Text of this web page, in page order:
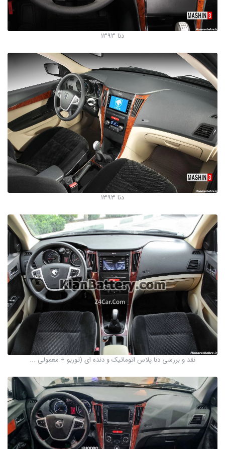
دنا 1393
دنا 1393
نقد و بررسی دنا پلاس اتوماتیک و دنده ای (توربو + معمولی ...